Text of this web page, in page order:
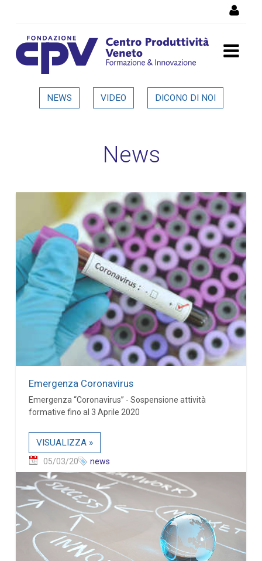
Dettaglio in evidenza
NEWS VIDEO DICONO DI NOI
News
Emergenza Coronavirus
Emergenza “Coronavirus” - Sospensione attività
formative fino al 3 Aprile 2020
VISUALIZZA »
05/03/20 news